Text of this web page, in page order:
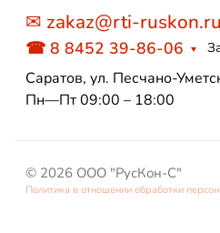
✉ zakaz@rti-ruskon.ru
☎ 8 8452 39-86-06
Саратов, ул. Песчано-
Пн—Пт 09:00 – 18:00
© 2026 ООО "РусКон-С"
Политика в отношении обработки